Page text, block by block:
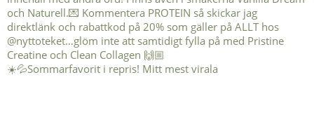
☀️💦Sommarfavorit i repris! Mitt mest virala